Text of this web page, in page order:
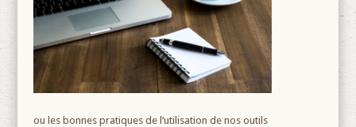
ou les bonnes pratiques de l’utilisation de nos outils